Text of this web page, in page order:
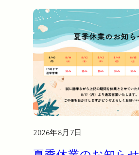
2026年8月7日